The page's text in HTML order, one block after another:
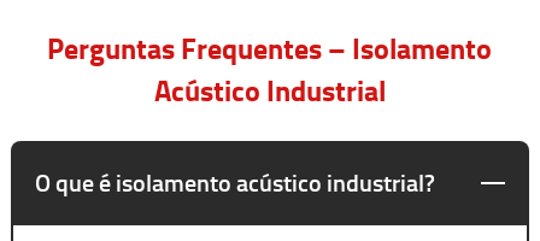
Perguntas Frequentes – Isolamento
Acústico Industrial
O que é isolamento acústico industrial?